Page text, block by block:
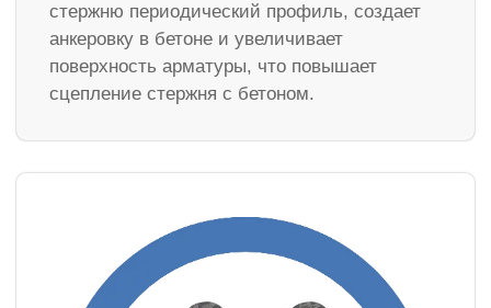
стержню периодический профиль, создает
анкеровку в бетоне и увеличивает
поверхность арматуры, что повышает
сцепление стержня с бетоном.